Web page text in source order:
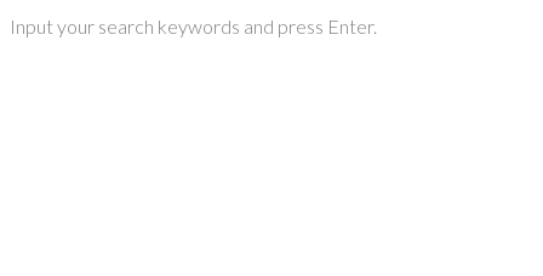
Input your search keywords and press Enter.